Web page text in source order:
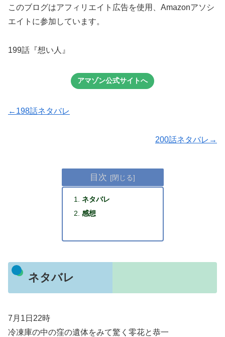
このブログはアフィリエイト広告を使用、Amazonアソシ
エイトに参加しています。
199話『想い人』
アマゾン公式サイトへ
←198話ネタバレ
200話ネタバレ→
目次
ネタバレ
感想
ネタバレ
7月1日22時
冷凍庫の中の窪の遺体をみて驚く零花と恭一